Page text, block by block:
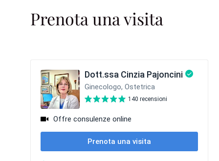
Prenota una visita